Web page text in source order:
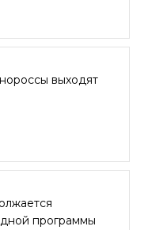
выходят
программы